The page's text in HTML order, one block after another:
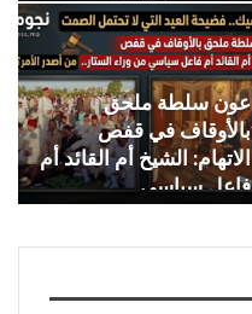
عون سلطة ملحق
بالأوقاف في قفص
الاتهام: الشيخ أم القائد أم
فاعل سياسي…